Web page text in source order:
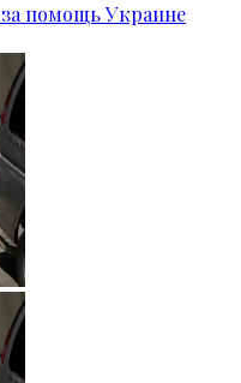
за помощь Украине